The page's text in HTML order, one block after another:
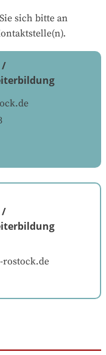
sich bitte an
/
/
rostock.de